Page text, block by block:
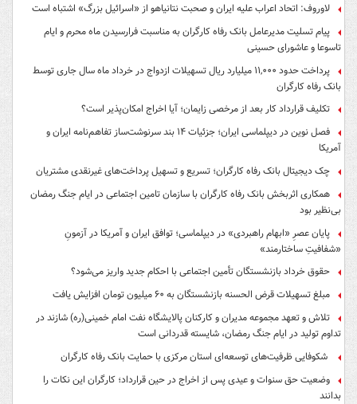
لاوروف: اتحاد اعراب علیه ایران و صحبت نتانیاهو از «اسرائیل بزرگ» اشتباه است
پیام تسلیت مدیرعامل بانک رفاه کارگران به مناسبت فرارسیدن ماه محرم و ایام
تاسوعا و عاشورای حسینی
پرداخت حدود ۱۱,۰۰۰ میلیارد ریال تسهیلات ازدواج در خرداد ماه سال جاری توسط
بانک رفاه کارگران
تکلیف قرارداد کار بعد از مرخصی زایمان؛ آیا اخراج امکان‌پذیر است؟
فصل نوین در دیپلماسی ایران؛ جزئیات ۱۴ بند سرنوشت‌ساز تفاهم‌نامه ایران و
آمریکا
چک دیجیتال بانک رفاه کارگران؛ تسریع و تسهیل پرداخت‌های غیرنقدی مشتریان
همکاری اثربخش بانک رفاه کارگران با سازمان تامین اجتماعی در ایام جنگ رمضان
بی‌نظیر بود
پایان عصرِ «ابهام راهبردی» در دیپلماسی؛ توافق ایران و آمریکا در آزمونِ
«شفافیتِ ساختارمند»
حقوق خرداد بازنشستگان تأمین اجتماعی با احکام جدید واریز می‌شود؟
مبلغ تسهیلات قرض الحسنه بازنشستگان به ۶۰ میلیون تومان افزایش یافت
تلاش و تعهد مجموعه مدیران و کارکنان پالایشگاه نفت امام خمینی(ره) شازند در
تداوم تولید در ایام جنگ رمضان، شایسته قدردانی است
شکوفایی ظرفیت‌های توسعه‌ای استان مرکزی با حمایت بانک رفاه کارگران
وضعیت حق سنوات و عیدی پس از اخراج در حین قرارداد؛ کارگران این نکات را
بدانند